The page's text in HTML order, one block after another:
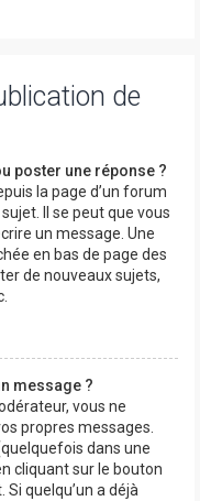
de
poster une réponse ?
la page d’un forum
Il se peut que vous
un message. Une
en bas de page des
de nouveaux sujets,
message ?
vous ne
propres messages.
dans une
cliquant sur le bouton
quelqu’un a déjà